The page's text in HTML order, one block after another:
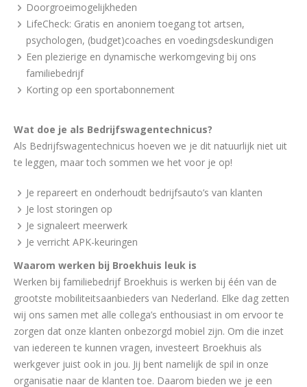
Doorgroeimogelijkheden
LifeCheck: Gratis en anoniem toegang tot artsen,
psychologen, (budget)coaches en voedingsdeskundigen
Een plezierige en dynamische werkomgeving bij ons
familiebedrijf
Korting op een sportabonnement
Wat doe je als Bedrijfswagentechnicus?
Als Bedrijfswagentechnicus hoeven we je dit natuurlijk niet uit
te leggen, maar toch sommen we het voor je op!
Je repareert en onderhoudt bedrijfsauto’s van klanten
Je lost storingen op
Je signaleert meerwerk
Je verricht APK-keuringen
Waarom werken bij Broekhuis leuk is
Werken bij familiebedrijf Broekhuis is werken bij één van de
grootste mobiliteitsaanbieders van Nederland. Elke dag zetten
wij ons samen met alle collega’s enthousiast in om ervoor te
zorgen dat onze klanten onbezorgd mobiel zijn. Om die inzet
van iedereen te kunnen vragen, investeert Broekhuis als
werkgever juist ook in jou. Jij bent namelijk de spil in onze
organisatie naar de klanten toe. Daarom bieden we je een